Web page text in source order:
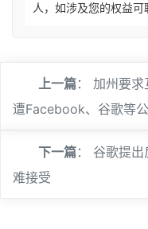
人，如涉及您的权益可
上一篇： 加州要
遭Facebook、谷歌等
下一篇： 谷歌提出
难接受